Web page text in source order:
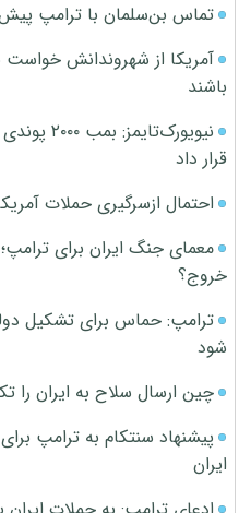
تماس بن‌سلمان با ترامپ پیش
آمریکا از شهروندانش خواست
باشند
قرار داد
احتمال ازسرگیری حملات
معمای جنگ ایران برای
خروج؟
ترامپ: حماس برای تشکیل
شود
چین ارسال سلاح به ایران را
پیشنهاد سنتکام به ترامپ
ایران